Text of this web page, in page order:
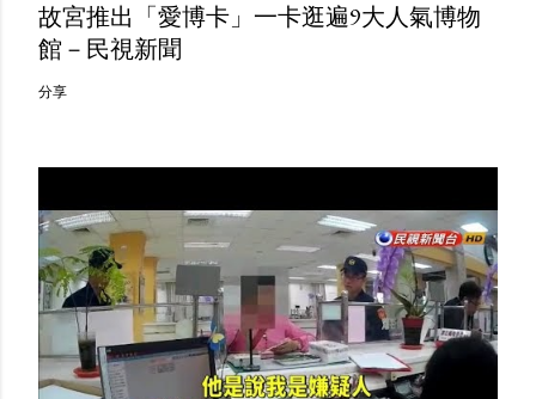
故宮推出「愛博卡」一卡逛遍9大人氣博物
館－民視新聞
分享